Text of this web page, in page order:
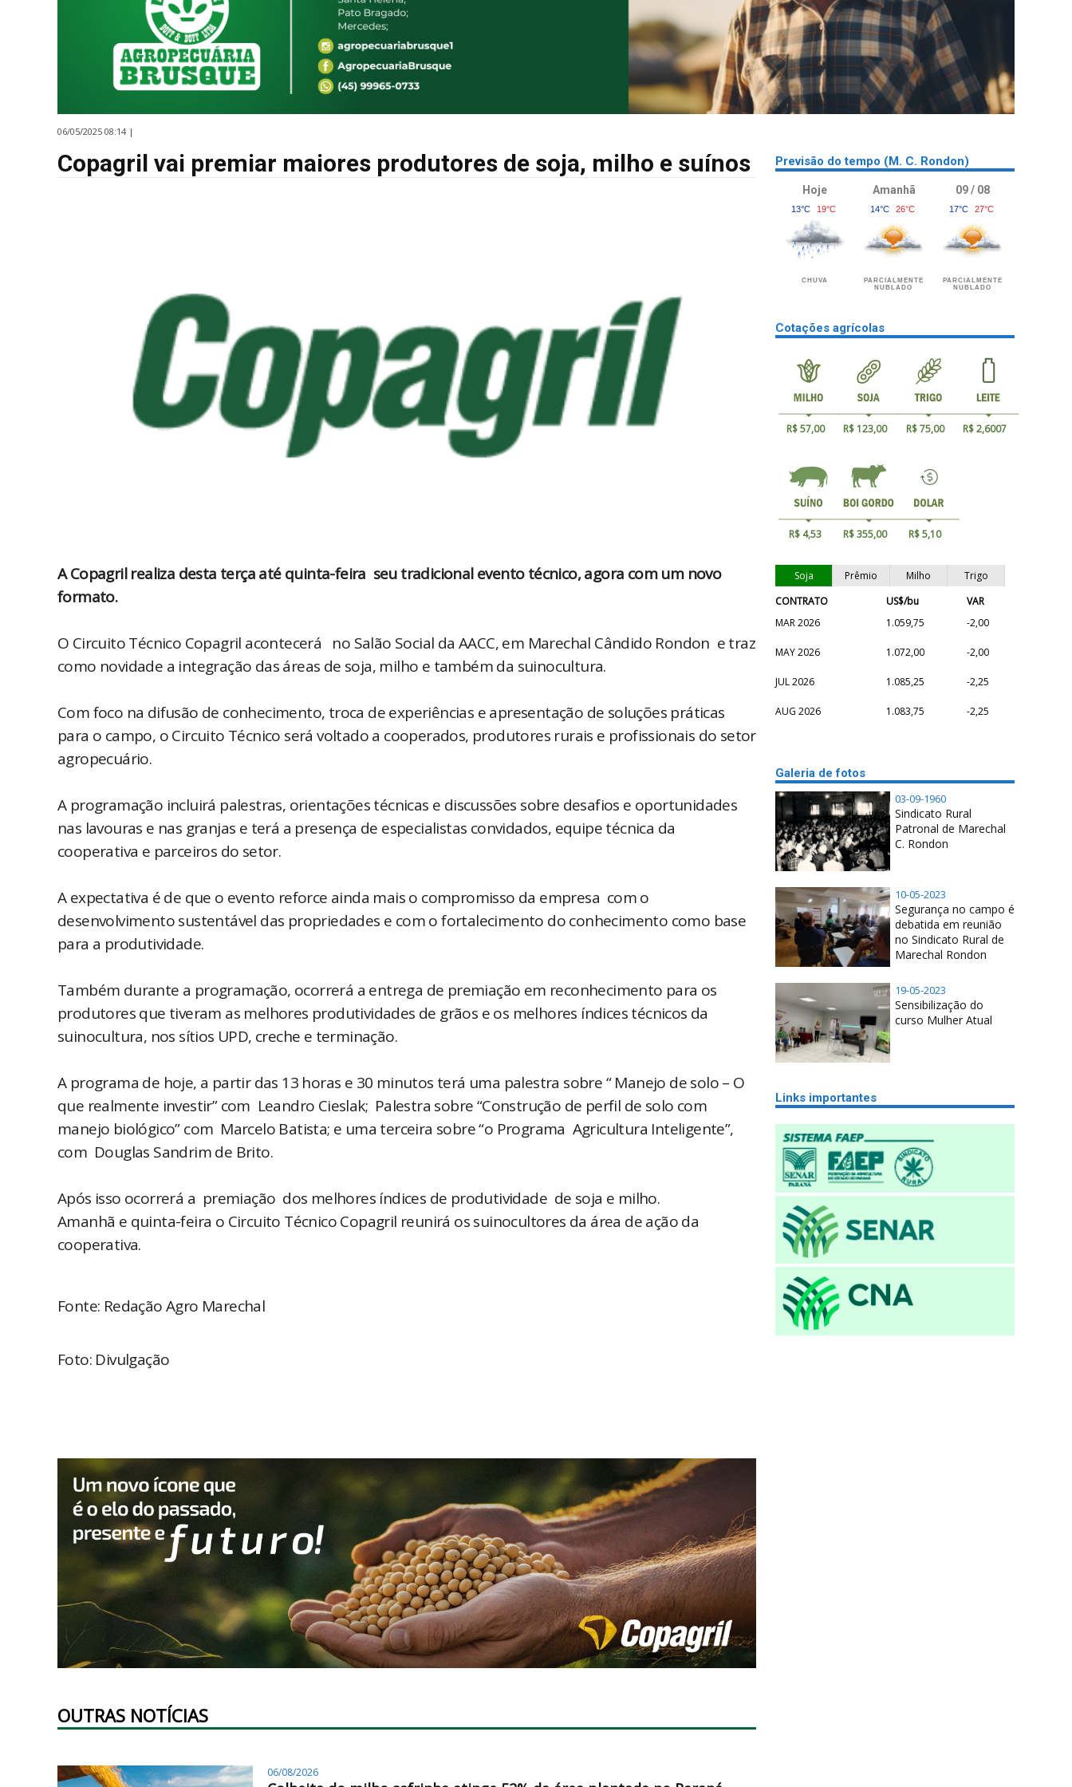
06/05/2025 08:14 |
Copagril vai premiar maiores produtores de soja, milho e suínos
A Copagril realiza desta terça até quinta-feira seu tradicional evento técnico, agora com um novo
formato.
O Circuito Técnico Copagril acontecerá no Salão Social da AACC, em Marechal Cândido Rondon e traz
como novidade a integração das áreas de soja, milho e também da suinocultura.
Com foco na difusão de conhecimento, troca de experiências e apresentação de soluções práticas
para o campo, o Circuito Técnico será voltado a cooperados, produtores rurais e profissionais do setor
agropecuário.
A programação incluirá palestras, orientações técnicas e discussões sobre desafios e oportunidades
nas lavouras e nas granjas e terá a presença de especialistas convidados, equipe técnica da
cooperativa e parceiros do setor.
A expectativa é de que o evento reforce ainda mais o compromisso da empresa com o
desenvolvimento sustentável das propriedades e com o fortalecimento do conhecimento como base
para a produtividade.
Também durante a programação, ocorrerá a entrega de premiação em reconhecimento para os
produtores que tiveram as melhores produtividades de grãos e os melhores índices técnicos da
suinocultura, nos sítios UPD, creche e terminação.
A programa de hoje, a partir das 13 horas e 30 minutos terá uma palestra sobre “ Manejo de solo – O
que realmente investir” com Leandro Cieslak; Palestra sobre “Construção de perfil de solo com
manejo biológico” com Marcelo Batista; e uma terceira sobre “o Programa Agricultura Inteligente”,
com Douglas Sandrim de Brito.
Após isso ocorrerá a premiação dos melhores índices de produtividade de soja e milho.
Amanhã e quinta-feira o Circuito Técnico Copagril reunirá os suinocultores da área de ação da
cooperativa.
Fonte: Redação Agro Marechal
Foto: Divulgação
OUTRAS NOTÍCIAS
06/08/2026
Previsão do tempo (M. C. Rondon)
Hoje
13°C 19°C
CHUVA
Amanhã
14°C 26°C
PARCIALMENTE
NUBLADO
09 / 08
17°C 27°C
PARCIALMENTE
NUBLADO
Cotações agrícolas
R$ 57,00 R$ 123,00 R$ 75,00 R$ 2,6007
R$ 4,53 R$ 355,00 R$ 5,10
Soja Prêmio Milho
Trigo
CONTRATO
US$/bu
VAR
MAR 2026
1.059,75 -2,00
MAY 2026 1.072,00 -2,00
JUL 2026 1.085,25 -2,25
AUG 2026 1.083,75 -2,25
Galeria de fotos
03-09-1960
Sindicato Rural
Patronal de Marechal
C. Rondon
10-05-2023
Segurança no campo é
debatida em reunião
no Sindicato Rural de
Marechal Rondon
19-05-2023
Sensibilização do
curso Mulher Atual
Links importantes